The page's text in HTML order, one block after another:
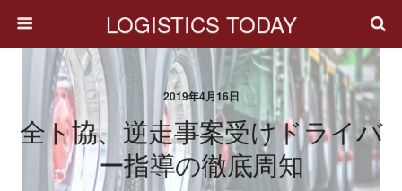
LOGISTICS TODAY
2019年4月16日
全ト協、逆走事案受けドライバ
ー指導の徹底周知